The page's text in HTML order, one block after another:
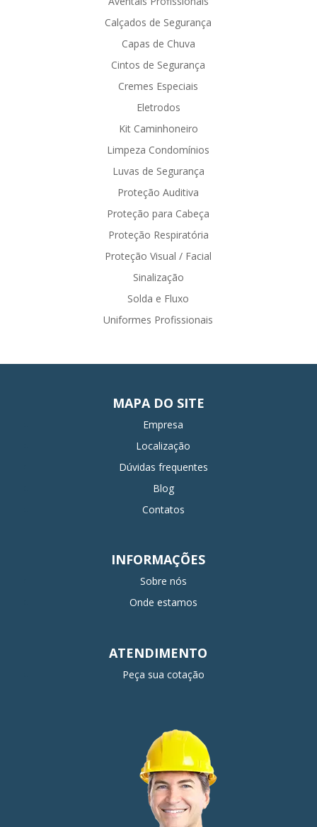
Calçados de Segurança
Capas de Chuva
Cintos de Segurança
Cremes Especiais
Eletrodos
Kit Caminhoneiro
Limpeza Condomínios
Luvas de Segurança
Proteção Auditiva
Proteção para Cabeça
Proteção Respiratória
Proteção Visual / Facial
Sinalização
Solda e Fluxo
Uniformes Profissionais
MAPA DO SITE
Empresa
Localização
Dúvidas frequentes
Blog
Contatos
INFORMAÇÕES
Sobre nós
Onde estamos
ATENDIMENTO
Peça sua cotação